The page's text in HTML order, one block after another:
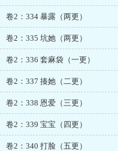
卷2：334 暴露（两更）
卷2：335 坑她（两更）
卷2：336 套麻袋（一更）
卷2：337 揍她（二更）
卷2：338 恩爱（三更）
卷2：339 宝宝（四更）
卷2：340 打脸（五更）